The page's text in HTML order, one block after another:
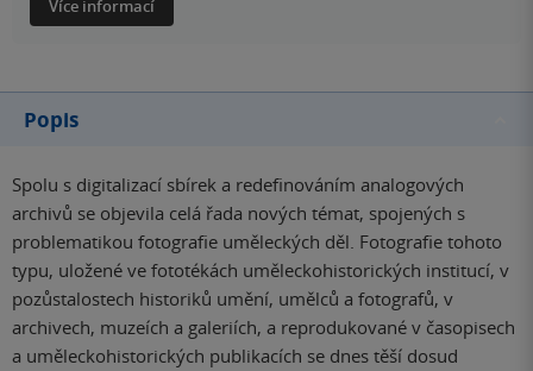
Více informací
Popis
Spolu s digitalizací sbírek a redefinováním analogových
archivů se objevila celá řada nových témat, spojených s
problematikou fotografie uměleckých děl. Fotografie tohoto
typu, uložené ve fototékách uměleckohistorických institucí, v
pozůstalostech historiků umění, umělců a fotografů, v
archivech, muzeích a galeriích, a reprodukované v časopisech
a uměleckohistorických publikacích se dnes těší dosud